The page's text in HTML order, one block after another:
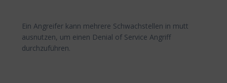
Ein Angreifer kann mehrere Schwachstellen in mutt
ausnutzen, um einen Denial of Service Angriff
durchzuführen.